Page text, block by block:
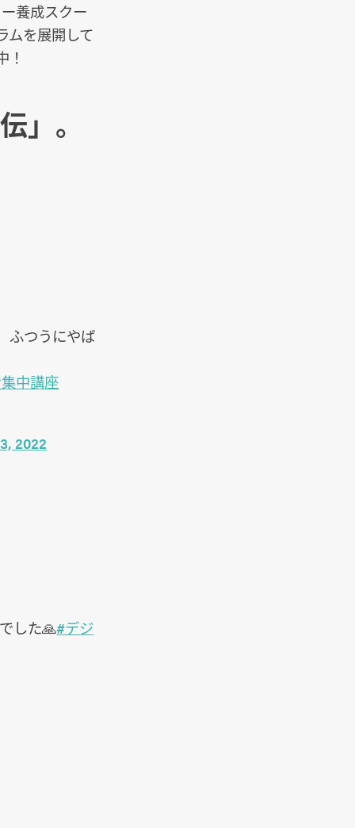
養成スクー
ムを展開して
！
」。
ふつうにやば
中講座
2022
した🙏#デジ